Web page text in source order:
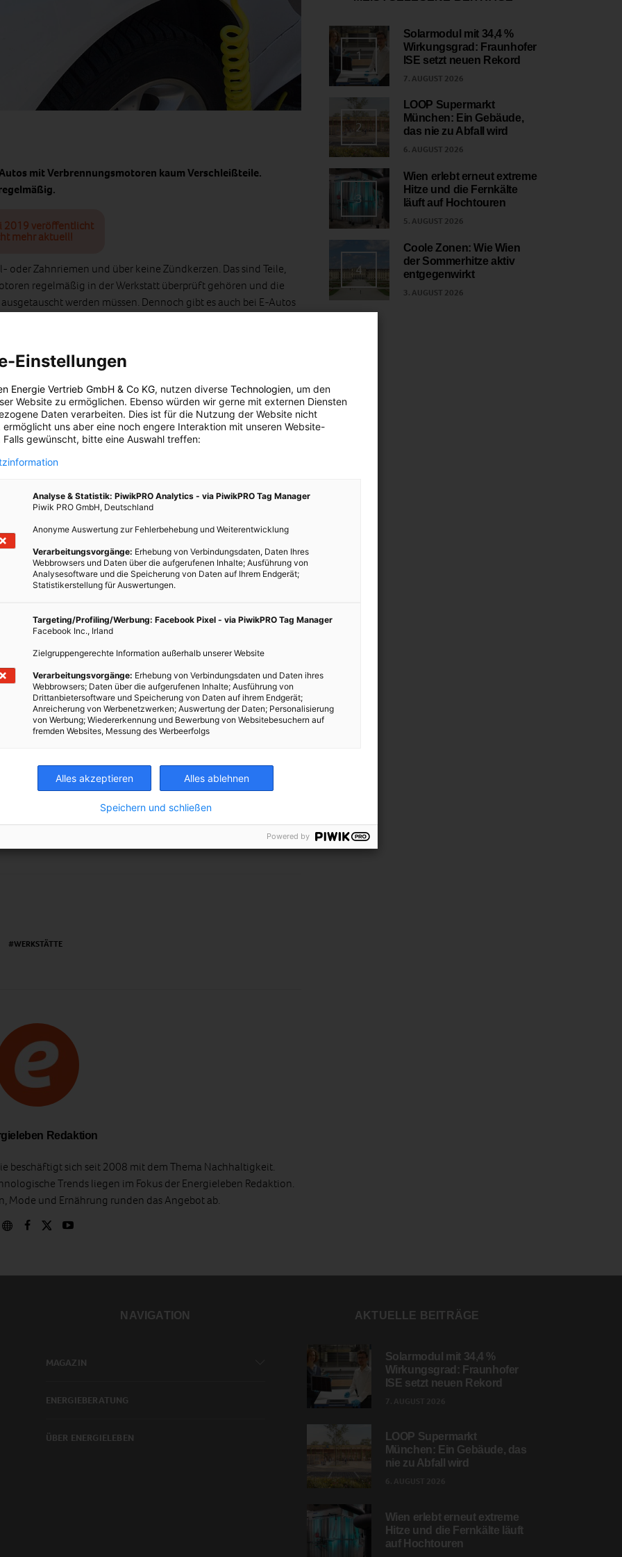
mit Verbrennungsmotoren kaum Verschleißteile.
2019 veröffentlicht
mehr aktuell!
oder Zahnriemen und über keine Zündkerzen. Das sind Teile,
regelmäßig in der Werkstatt überprüft gehören und die
werden müssen. Dennoch gibt es auch bei E-Autos
Allerdings weniger, als bei herkömmlichen Autos. Tesla etwa
gestrichen. Denn lediglich die Bremsen, die
müssen bei E-Autos regelmäßig überprüft werden. Das
hinaus noch auftreten könnten, ließen sich, so heißt es
– also per Over-The-Air-Update. Während bei Autos mit
regelmäßig geprüft werden müssen und auch der Motor
diese Punkte beim E-Auto weg, da es weniger Komponenten
auf die bei einer Überprüfung besonderes geachtet werden
Ladeverbindungen und Kabel müssen überprüft und – je nach
schafft Serviceintervalle ab: Warum brauchen
rund um den Einsatz von Solarenergie, Windkraft
zur Förderung der Sicherheit im Straßenverkehr. Mit folgenden
mehr Artikel in diesem Themenbereich für Einsteiger bis zu
zu kaufen
Post fährt E-Autos
TWEET
WERKSTÄTTE
Redaktion
beschäftigt sich seit 2008 mit dem Thema Nachhaltigkeit.
Trends liegen im Fokus der Energieleben Redaktion.
Mode und Ernährung runden das Angebot ab.
1
Solarmodul mit 34,4 %
Wirkungsgrad: Fraunhofer
ISE setzt neuen Rekord
7. AUGUST 2026
2
LOOP Supermarkt
München: Ein Gebäude,
das nie zu Abfall wird
6. AUGUST 2026
3
Wien erlebt erneut extreme
Hitze und die Fernkälte
läuft auf Hochtouren
5. AUGUST 2026
4
Coole Zonen: Wie Wien
der Sommerhitze aktiv
entgegenwirkt
3. AUGUST 2026
NAVIGATION
MAGAZIN
ENERGIEBERATUNG
ÜBER ENERGIELEBEN
AKTUELLE BEITRÄGE
Solarmodul mit 34,4 %
Wirkungsgrad: Fraunhofer
ISE setzt neuen Rekord
LOOP Supermarkt
München: Ein Gebäude, das
nie zu Abfall wird
Wien erlebt erneut extreme
Hitze und die Fernkälte läuft
auf Hochtouren
Einstellungen
Energie Vertrieb GmbH & Co KG, nutzen diverse Technologien, um den
Website zu ermöglichen. Ebenso würden wir gerne mit externen Diensten
Daten verarbeiten. Dies ist für die Nutzung der Website nicht
ermöglicht uns aber eine noch engere Interaktion mit unseren Website-
Falls gewünscht, bitte eine Auswahl treffen:
Analyse & Statistik: PiwikPRO Analytics - via PiwikPRO Tag Manager
Piwik PRO GmbH, Deutschland
Anonyme Auswertung zur Fehlerbehebung und Weiterentwicklung
Verarbeitungsvorgänge: Erhebung von Verbindungsdaten, Daten Ihres
Webbrowsers und Daten über die aufgerufenen Inhalte; Ausführung von
Analysesoftware und die Speicherung von Daten auf Ihrem Endgerät;
Statistikerstellung für Auswertungen.
Targeting/Profiling/Werbung: Facebook Pixel - via PiwikPRO Tag Manager
Facebook Inc., Irland
Zielgruppengerechte Information außerhalb unserer Website
Verarbeitungsvorgänge: Erhebung von Verbindungsdaten und Daten ihres
Webbrowsers; Daten über die aufgerufenen Inhalte; Ausführung von
Drittanbietersoftware und Speicherung von Daten auf ihrem Endgerät;
Anreicherung von Werbenetzwerken; Auswertung der Daten; Personalisierung
von Werbung; Wiedererkennung und Bewerbung von Websitebesuchern auf
fremden Websites, Messung des Werbeerfolgs
Alles akzeptieren Alles ablehnen
Speichern und schließen
Powered by